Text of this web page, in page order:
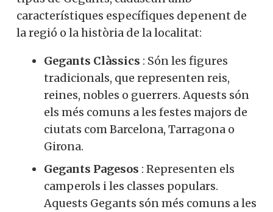
característiques específiques depenent de
la regió o la història de la localitat:
Gegants Clàssics : Són les figures
tradicionals, que representen reis,
reines, nobles o guerrers. Aquests són
els més comuns a les festes majors de
ciutats com Barcelona, ​​Tarragona o
Girona.
Gegants Pagesos : Representen els
camperols i les classes populars.
Aquests Gegants són més comuns a les